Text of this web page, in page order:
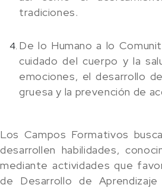
tradiciones.
De lo Humano a lo
cuidado del cuerpo y la
emociones, el desarrollo
gruesa y la prevención de
Los Campos Formativos
desarrollen habilidades,
mediante actividades que
de Desarrollo de